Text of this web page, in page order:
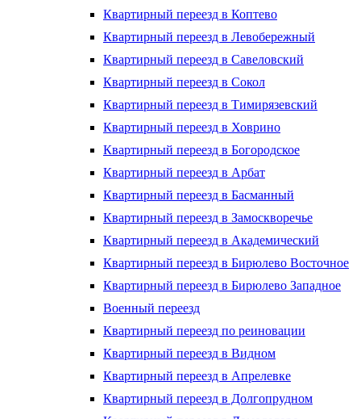
Квартирный переезд в Коптево
Квартирный переезд в Левобережный
Квартирный переезд в Савеловский
Квартирный переезд в Сокол
Квартирный переезд в Тимирязевский
Квартирный переезд в Ховрино
Квартирный переезд в Богородское
Квартирный переезд в Арбат
Квартирный переезд в Басманный
Квартирный переезд в Замоскворечье
Квартирный переезд в Академический
Квартирный переезд в Бирюлево Восточное
Квартирный переезд в Бирюлево Западное
Военный переезд
Квартирный переезд по реиновации
Квартирный переезд в Видном
Квартирный переезд в Апрелевке
Квартирный переезд в Долгопрудном